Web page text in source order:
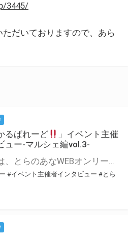
3445/
だいておりますので、あら
るぱれーど
」イベント主催
ュー-マルシェ編vol.3-
こんにちは、とらのあなWEBオンリー運営スタッフです。 新たにお届けする、イベント主催者インタビュー-マルシェ編-は、 とらのあなWEBオンリー「マルシェ」をご利用した主催様に 「マルシェ」を使って開催した感想や心がけをお聞きする企画です。 今回は、WEBオンリー初開催「つるみかるぱれーど
#イベント主催者インタビュー #とら